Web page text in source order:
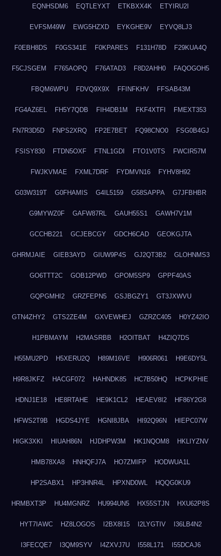
EQNHSDM6 EQTLEYXT ETKBXX4K ETYIRU2I
EVFSM49W EWG5HZXD EYKGHE9V EYVQ8LJ3
F0EBH8DS F0GS341E F0KPARES F131H78D F29KUA4Q
F5CJSGEM F765AOPQ F76ATAD3 F8D2AHH0 FAQOGOH5
FBQM6WPU FDVQ9X9X FFINFKHV FFSAB43M
FG4AZ6EL FH5Y7QDB FIH4DB1M FKF4XTFI FMEXT353
FN7R3D5D FNPS2XRQ FP2E7BET FQ98CNO0 FSG0B4GJ
FSISY830 FTDN5OXF FTNL1GDI FTO1V0TS FWCIR57M
FWJKVMAE FXML7DRF FYDMVN16 FYHV8H92
G03W319T G0FHAMIS G4IL5159 G58SAPPA G7JFBHBR
G9MYWZ0F GAFW87RL GAUH55S1 GAWH7V1M
GCCHB221 GCJEBCGY GDCH6CAD GEOKGJTA
GHRMJAIE GIEB3AYD GIUW9P4S GJ2QT3B2 GLOHNMS3
GO6TTT2C GOB12PWD GPOM5SP9 GPPF40AS
GQPGMHI2 GRZFEPN5 GSJBGZY1 GT3JXWVU
GTN4ZHY2 GTS2ZE4M GXVEWHEJ GZRZC405 H0YZ42IO
H1PBMAYM H2MASRBB H2OITBAT H4ZIQ7DS
H55MU2PD H5XERU2Q H89M16VE H906R061 H9E6DY5L
H9R8JKFZ HACGF072 HAHNDK85 HC7B50HQ HCPKPHIE
HDNJ1E18 HE8RTAHE HE9K1CL2 HEAEV8I2 HF86Y2G8
HFWS2T9B HGDS4JYE HGNI8JBA HI92Q96N HIEPC07W
HIGK3XKI HIUAH86N HJDHPW3M HK1NQOM8 HKLIYZNV
HMB78XA8 HNHQFJ7A HO7ZMIFP HODWUA1L
HP2SABX1 HP3HNR4L HPXND0WL HQQG0KU9
HRMBXT3P HU4MGNRZ HU994UN5 HX55STJN HXU62P8S
HYT7IAWC HZ8LOGOS I2BX8I15 I2LYGTIV I36LB4N2
I3FECQE7 I3QM9SYV I4ZXVJ7U I558L171 I55DCAJ6